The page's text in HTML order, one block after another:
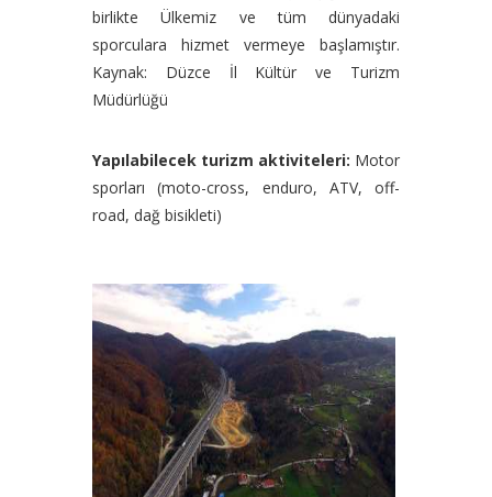
birlikte Ülkemiz ve tüm dünyadaki
sporculara hizmet vermeye başlamıştır.
Kaynak: Düzce İl Kültür ve Turizm
Müdürlüğü
Yapılabilecek turizm aktiviteleri: Motor
sporları (moto-cross, enduro, ATV, off-
road, dağ bisikleti)